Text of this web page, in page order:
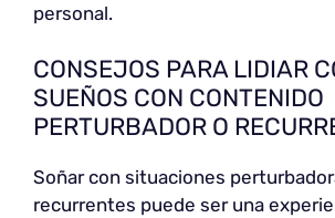
personal.
CONSEJOS PARA LIDIAR
SUEÑOS CON CONTENIDO
PERTURBADOR O
Soñar con situaciones
recurrentes puede ser una